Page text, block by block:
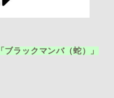
「ブラックマンバ（蛇）」